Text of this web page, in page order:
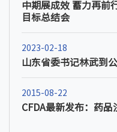
中期展成效 蓄力再前
目标总结会
2023-02-18
山东省委书记林武到
2015-08-22
CFDA最新发布：药品